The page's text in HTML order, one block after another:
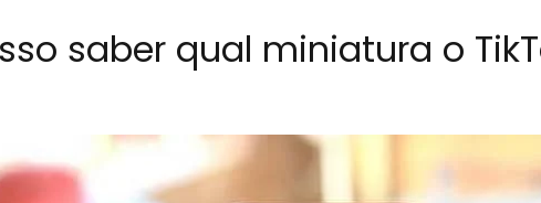
saber qual miniatura o